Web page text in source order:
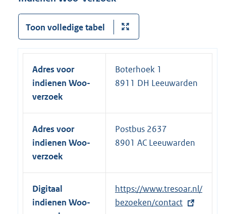
k
l
:
Toon volledige tabel
Adres voor
indienen Woo-
verzoek
Boterhoek 1
8911 DH Leeuwarden
Adres voor
indienen Woo-
verzoek
Postbus 2637
8901 AC Leeuwarden
Digitaal
indienen Woo-
E
x
https://www.tresoar.nl/
bezoeken/contact